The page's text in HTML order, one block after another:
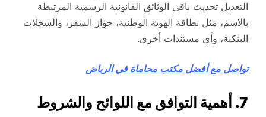
التعديل تحديث باقي الوثائق القانونية الرسمية المرتبطة
بالاسم، مثل بطاقة الهوية الوطنية، جواز السفر، والسجلات
البنكية، وأي مستندات أخرى.
تواصل مع أفضل مكتب محاماة في الرياض
7. أهمية التوافق مع اللوائح والشروط